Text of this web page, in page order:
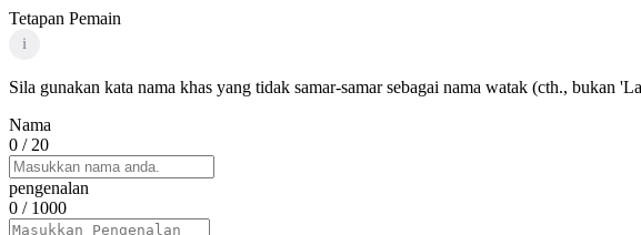
Tetapan Pemain
i
Sila gunakan kata nama khas yang tidak samar-samar sebagai nama watak (cth., bukan
Nama
0 / 20
pengenalan
0 / 1000